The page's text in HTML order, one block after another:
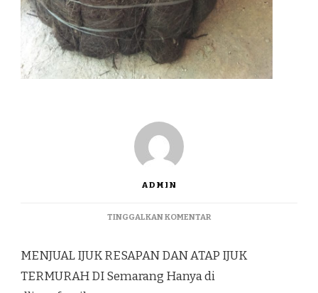
ADMIN
TINGGALKAN KOMENTARPADA
RESAPAN
DAN
MENJUAL IJUK RESAPAN DAN ATAP IJUK
TERMURAH DI Semarang Hanya di